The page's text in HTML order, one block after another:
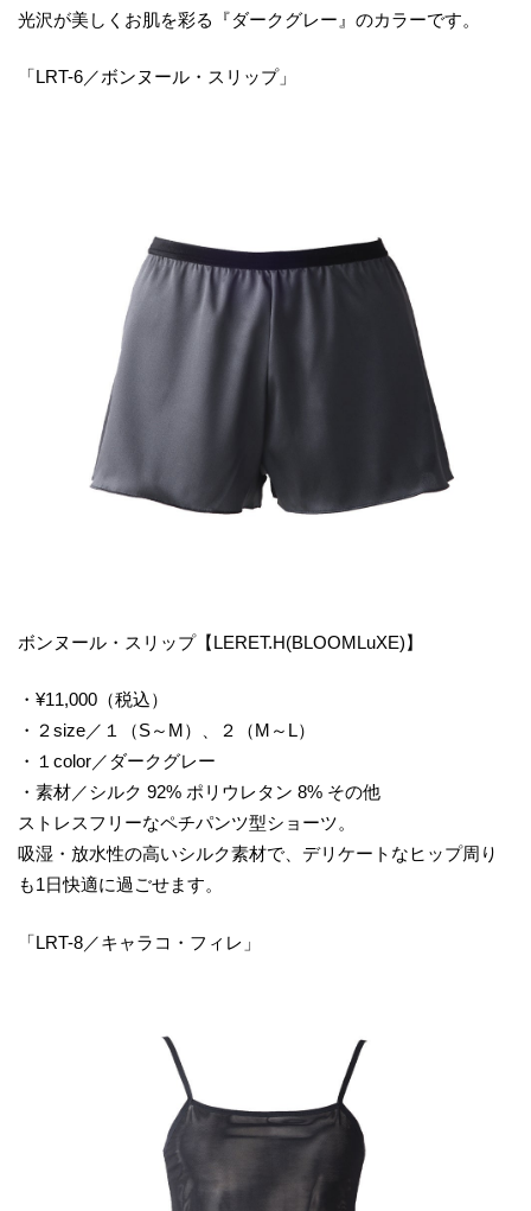
光沢が美しくお肌を彩る『ダークグレー』のカラーです。
「LRT-6／ボンヌール・スリップ」
ボンヌール・スリップ【LERET.H(BLOOMLuXE)】
・¥11,000（税込）
・２size／１（S～M）、２（M～L）
・１color／ダークグレー
・素材／シルク 92% ポリウレタン 8% その他
ストレスフリーなペチパンツ型ショーツ。
吸湿・放水性の高いシルク素材で、デリケートなヒップ周り
も1日快適に過ごせます。
「LRT-8／キャラコ・フィレ」